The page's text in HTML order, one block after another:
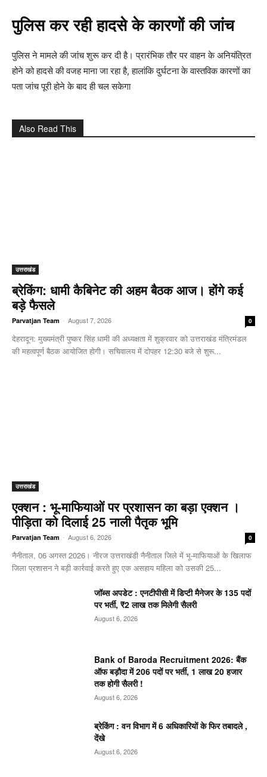
पुलिस कर रही हादसे के कारणों की जांच
पुलिस ने मामले की जांच शुरू कर दी है। प्रारंभिक तौर पर वाहन के अनियंत्रित
होने को हादसे की वजह माना जा रहा है, हालांकि दुर्घटना के वास्तविक कारणों का
पता जांच पूरी होने के बाद ही चल सकेगा
Also Read This
उत्तराखंड
ब्रेकिंग: धामी कैबिनेट की अहम बैठक आज। होंगे कई
बड़े फैसले
Parvatjan Team - August 7, 2026 0
देहरादून: मुख्यमंत्री पुष्कर सिंह धामी की अध्यक्षता में शुक्रवार को उत्तराखंड मंत्रिमंडल
की महत्वपूर्ण बैठक आयोजित होगी। सचिवालय में दोपहर 12:30 बजे से शुरू...
उत्तराखंड
एक्शन : भू-माफियाओं पर प्रशासन का बड़ा एक्शन ।
पीड़िता को दिलाई 25 नाली पैतृक भूमि
Parvatjan Team - August 6, 2026 0
नैनीताल, 06 अगस्त 2026। नीरज उत्तराखंडी नैनीताल जिले में भू-माफियाओं के खिलाफ
जिला प्रशासन ने बड़ी कार्रवाई करते हुए एक असहाय महिला को उसकी 25...
जॉब्स अपडेट : एनटीपीसी में डिप्टी मैनेजर के 135 पदों
पर भर्ती, ₹2 लाख तक मिलेगी सैलरी
August 6, 2026
Bank of Baroda Recruitment 2026: बैंक
ऑफ बड़ौदा में 206 पदों पर भर्ती, 1 लाख 20 हजार
तक होगी सैलरी !
August 6, 2026
ब्रेकिंग : वन विभाग में 6 अधिकारियों के फिर तबादले ,
देंखे
August 6, 2026